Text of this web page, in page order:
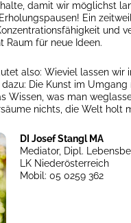
damit wir möglichst
Ein
und
Raum für neue Ideen.
also: Wieviel lassen
Die Kunst im
Wissen, was man
nichts, die Welt holt
DI Josef Stangl MA
Mediator, Dipl.
LK Niederösterreich
Mobil: 05 0259 362